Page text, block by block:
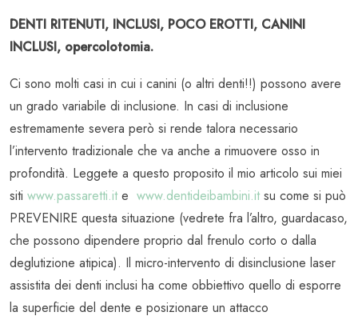
DENTI RITENUTI, INCLUSI, POCO EROTTI, CANINI
INCLUSI, opercolotomia.
Ci sono molti casi in cui i canini (o altri denti!!) possono avere
un grado variabile di inclusione. In casi di inclusione
estremamente severa però si rende talora necessario
l’intervento tradizionale che va anche a rimuovere osso in
profondità. Leggete a questo proposito il mio articolo sui miei
siti www.passaretti.ite www.dentideibambini.itsu come si può
PREVENIRE questa situazione (vedrete fra l’altro, guardacaso,
che possono dipendere proprio dal frenulo corto o dalla
deglutizione atipica). Il micro-intervento di disinclusione laser
assistita dei denti inclusi ha come obbiettivo quello di esporre
la superficie del dente e posizionare un attacco